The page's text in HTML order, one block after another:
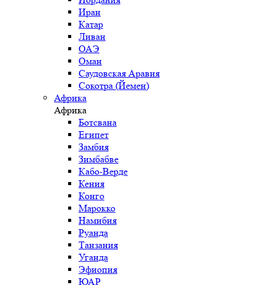
Иран
Катар
Ливан
ОАЭ
Оман
Саудовская Аравия
Сокотра (Йемен)
Африка
Африка
Ботсвана
Египет
Замбия
Зимбабве
Кабо-Верде
Кения
Конго
Марокко
Намибия
Руанда
Танзания
Уганда
Эфиопия
ЮАР